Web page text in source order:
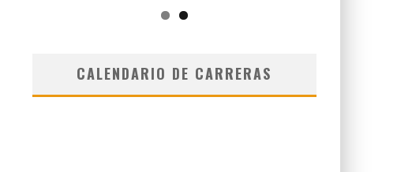
CALENDARIO DE CARRERAS